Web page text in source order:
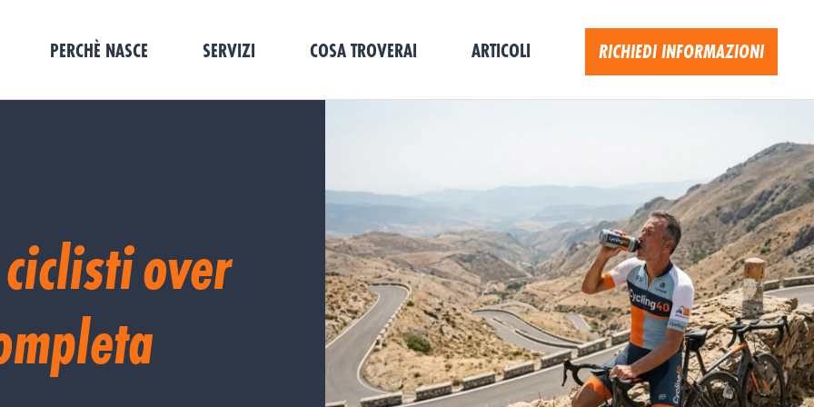
PERCHÈ NASCE SERVIZI COSA TROVERAI ARTICOLI RICHIEDI INFORMAZIONI
over